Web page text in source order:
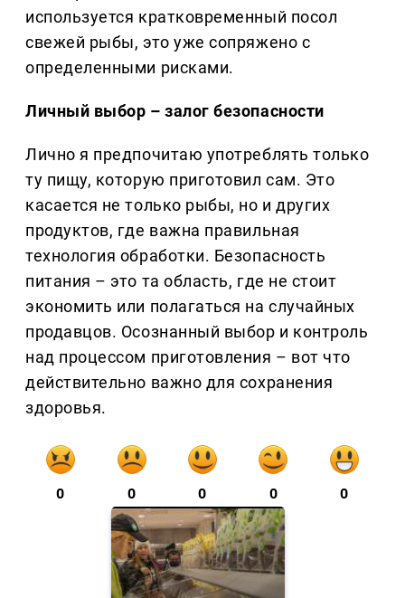
используется кратковременный посол
свежей рыбы, это уже сопряжено с
определенными рисками.
Личный выбор – залог безопасности
Лично я предпочитаю употреблять только
ту пищу, которую приготовил сам. Это
касается не только рыбы, но и других
продуктов, где важна правильная
технология обработки. Безопасность
питания – это та область, где не стоит
экономить или полагаться на случайных
продавцов. Осознанный выбор и контроль
над процессом приготовления – вот что
действительно важно для сохранения
здоровья.
0 0 0 0 0